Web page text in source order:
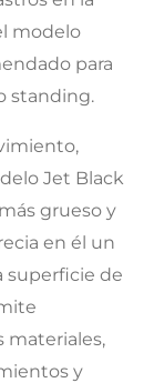
modelo
para
standing.
Jet Black
grueso y
en él un
superficie de
materiales,
y